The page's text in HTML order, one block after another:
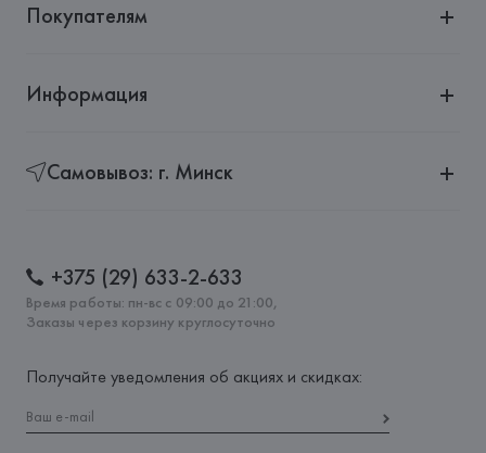
Покупателям
Информация
Самовывоз: г. Минск
+375 (29) 633-2-633
Время работы: пн-вс с 09:00 до 21:00,
Заказы через корзину круглосуточно
Получайте уведомления об акциях и скидках: